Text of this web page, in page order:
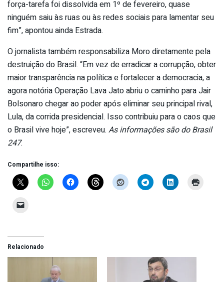
força-tarefa foi dissolvida em 1º de fevereiro, quase
ninguém saiu às ruas ou às redes sociais para lamentar seu
fim”, apontou ainda Estrada.
O jornalista também responsabiliza Moro diretamente pela
destruição do Brasil. “Em vez de erradicar a corrupção, obter
maior transparência na política e fortalecer a democracia, a
agora notória Operação Lava Jato abriu o caminho para Jair
Bolsonaro chegar ao poder após eliminar seu principal rival,
Lula, da corrida presidencial. Isso contribuiu para o caos que
o Brasil vive hoje”, escreveu. As informações são do Brasil
247.
Compartilhe isso:
Relacionado